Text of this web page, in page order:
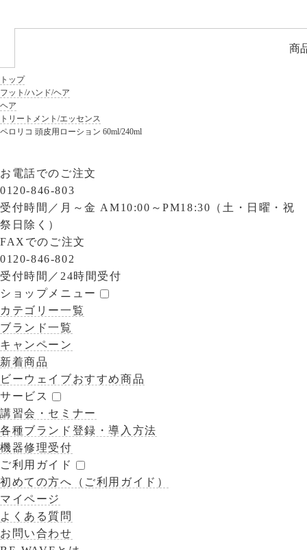
トップ
フット/ハンド/ヘア
ヘア
トリートメント/エッセンス
ペロリコ 頭皮用ローション 60ml/240ml
商
お電話でのご注文
0120-846-803
受付時間／ 月～金 AM10:00～PM18:30（土・日曜・祝
祭日除く）
FAXでのご注文
0120-846-802
受付時間／ 24時間受付
ショップメニュー
カテゴリー一覧
ブランド一覧
キャンペーン
新着商品
ビーウェイブおすすめ商品
サービス
講習会・セミナー
各種ブランド登録・導入方法
機器修理受付
ご利用ガイド
初めての方へ（ご利用ガイド）
マイページ
よくある質問
お問い合わせ